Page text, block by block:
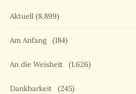
Aktuell (8.899)
Am Anfang (184)
An die Weisheit (1.626)
Dankbarkeit (245)